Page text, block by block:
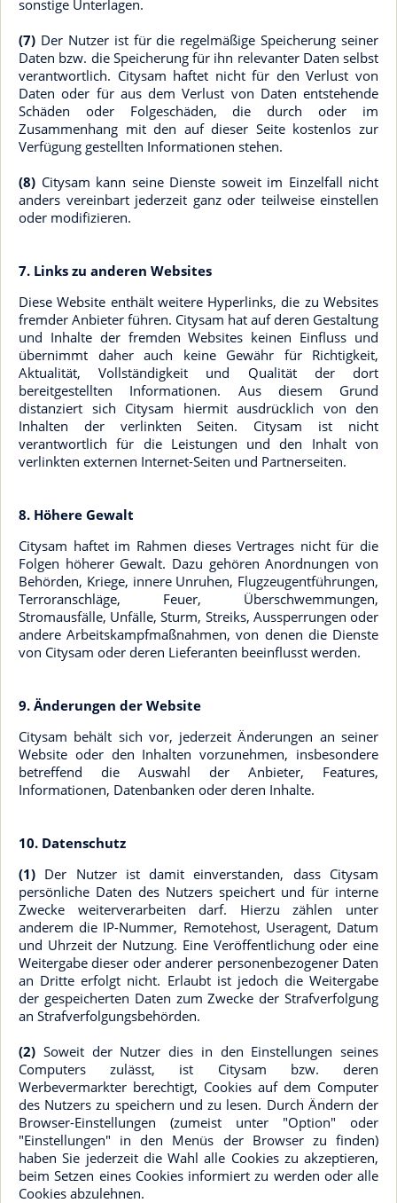
sonstige Unterlagen.
(7) Der Nutzer ist für die regelmäßige Speicherung seiner
Daten bzw. die Speicherung für ihn relevanter Daten selbst
verantwortlich. Citysam haftet nicht für den Verlust von
Daten oder für aus dem Verlust von Daten entstehende
Schäden oder Folgeschäden, die durch oder im
Zusammenhang mit den auf dieser Seite kostenlos zur
Verfügung gestellten Informationen stehen.
(8) Citysam kann seine Dienste soweit im Einzelfall nicht
anders vereinbart jederzeit ganz oder teilweise einstellen
oder modifizieren.
7. Links zu anderen Websites
Diese Website enthält weitere Hyperlinks, die zu Websites
fremder Anbieter führen. Citysam hat auf deren Gestaltung
und Inhalte der fremden Websites keinen Einfluss und
übernimmt daher auch keine Gewähr für Richtigkeit,
Aktualität, Vollständigkeit und Qualität der dort
bereitgestellten Informationen. Aus diesem Grund
distanziert sich Citysam hiermit ausdrücklich von den
Inhalten der verlinkten Seiten. Citysam ist nicht
verantwortlich für die Leistungen und den Inhalt von
verlinkten externen Internet-Seiten und Partnerseiten.
8. Höhere Gewalt
Citysam haftet im Rahmen dieses Vertrages nicht für die
Folgen höherer Gewalt. Dazu gehören Anordnungen von
Behörden, Kriege, innere Unruhen, Flugzeugentführungen,
Terroranschläge, Feuer, Überschwemmungen,
Stromausfälle, Unfälle, Sturm, Streiks, Aussperrungen oder
andere Arbeitskampfmaßnahmen, von denen die Dienste
von Citysam oder deren Lieferanten beeinflusst werden.
9. Änderungen der Website
Citysam behält sich vor, jederzeit Änderungen an seiner
Website oder den Inhalten vorzunehmen, insbesondere
betreffend die Auswahl der Anbieter, Features,
Informationen, Datenbanken oder deren Inhalte.
10. Datenschutz
(1) Der Nutzer ist damit einverstanden, dass Citysam
persönliche Daten des Nutzers speichert und für interne
Zwecke weiterverarbeiten darf. Hierzu zählen unter
anderem die IP-Nummer, Remotehost, Useragent, Datum
und Uhrzeit der Nutzung. Eine Veröffentlichung oder eine
Weitergabe dieser oder anderer personenbezogener Daten
an Dritte erfolgt nicht. Erlaubt ist jedoch die Weitergabe
der gespeicherten Daten zum Zwecke der Strafverfolgung
an Strafverfolgungsbehörden.
(2) Soweit der Nutzer dies in den Einstellungen seines
Computers zulässt, ist Citysam bzw. deren
Werbevermarkter berechtigt, Cookies auf dem Computer
des Nutzers zu speichern und zu lesen. Durch Ändern der
Browser-Einstellungen (zumeist unter "Option" oder
"Einstellungen" in den Menüs der Browser zu finden)
haben Sie jederzeit die Wahl alle Cookies zu akzeptieren,
beim Setzen eines Cookies informiert zu werden oder alle
Cookies abzulehnen.